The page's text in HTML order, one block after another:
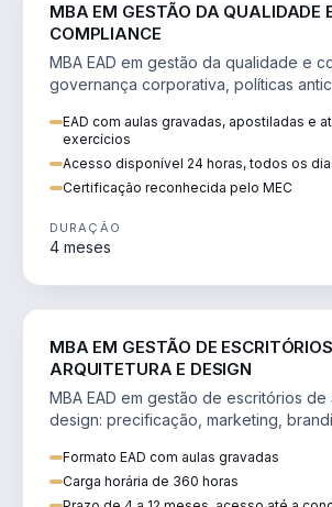
MBA EM GESTÃO DA QUALIDADE
COMPLIANCE
MBA EAD em gestão da qualidade e
governança corporativa, políticas
EAD com aulas gravadas, apostiladas e
exercícios
Acesso disponível 24 horas, todos os
Certificação reconhecida pelo MEC
DURAÇÃO
4 meses
MBA EM GESTÃO DE
ARQUITETURA E DESIGN
MBA EAD em gestão de escritórios de
design: precificação, marketing,
Formato EAD com aulas gravadas
Carga horária de 360 horas